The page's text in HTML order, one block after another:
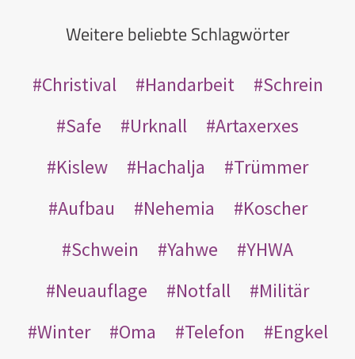
Weitere beliebte Schlagwörter
Christival Handarbeit
Schrein
Safe
Urknall
Artaxerxes
Kislew
Hachalja
Trümmer
Aufbau
Nehemia
Koscher
Schwein
Yahwe
YHWA
Neuauflage
Notfall
Militär
Winter
Oma Telefon
Engkel